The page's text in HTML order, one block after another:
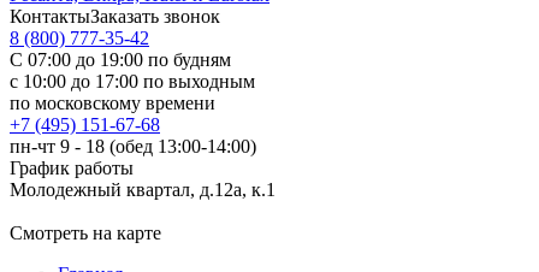
КонтактыЗаказать звонок
8 (800) 777-35-42
С 07:00 до 19:00 по будням
с 10:00 до 17:00 по выходным
по московскому времени
+7 (495) 151-67-68
пн-чт 9 - 18 (обед 13:00-14:00)
График работы
Молодежный квартал, д.12а, к.1
Смотреть на карте